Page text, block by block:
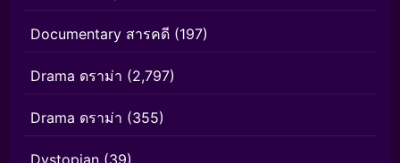
Documentary สารคดี (197)
Drama ดราม่า (2,797)
Drama ดราม่า (355)
Dystopian (39)